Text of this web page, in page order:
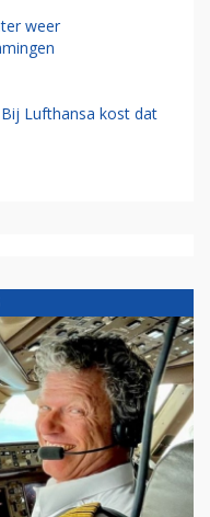
weer
Lufthansa kost dat